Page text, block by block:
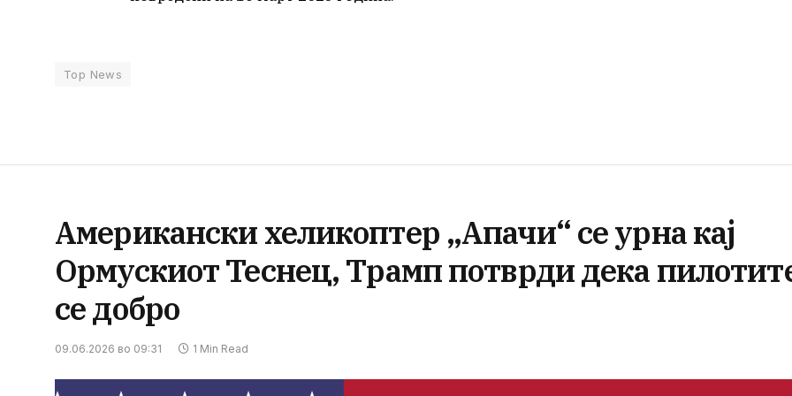
Top News
Американски хеликоптер „Апачи“ се урна кај
Ормускиот Теснец, Трамп потврди дека
се добро
09.06.2026 во 09:31 1 Min Read